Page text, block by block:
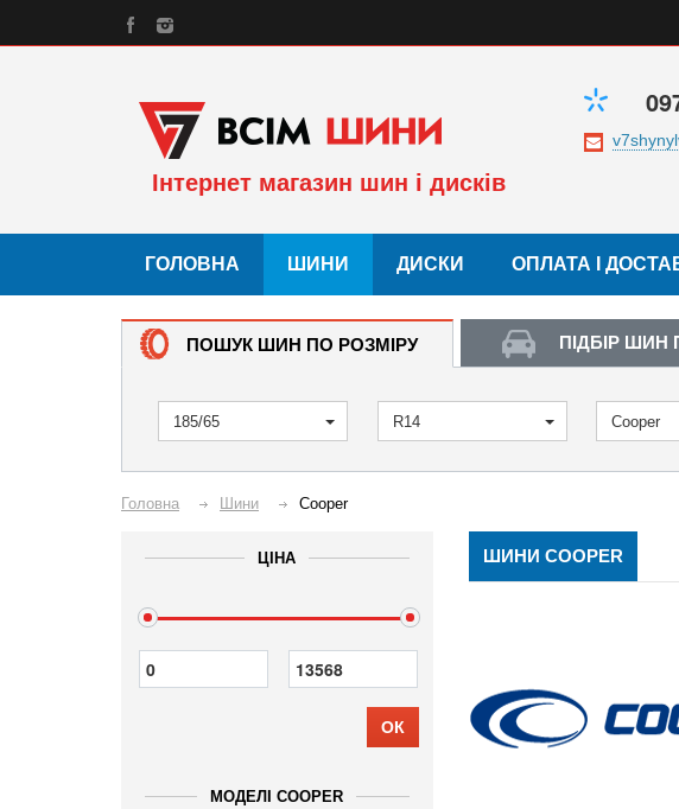
Інтернет магазин шин і дисків
ГОЛОВНА ШИНИ ДИСКИ ОПЛАТА І
ПОШУК ШИН ПО РОЗМІРУ ПІДБІР ШИН
185/65 R14 Cooper
Головна Шини Cooper
ЦІНА
ОК
МОДЕЛІ COOPER
ШИНИ COOPER